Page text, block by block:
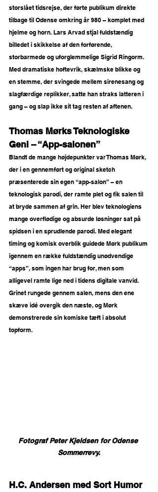
storslået tidsrejse, der førte publikum direkte
tilbage til Odense omkring år 980 – komplet med
hjelme og horn. Lars Arvad stjal fuldstændig
billedet i skikkelse af den forførende,
storbarmede og uforglemmelige Sigrid Ringorm.
Med dramatiske hoftevrik, skælmske blikke og
en stemme, der svingede mellem sirenesang og
slagfærdige replikker, satte han straks latteren i
gang – og slap ikke sit tag resten af aftenen.
Thomas Mørks Teknologiske
Geni – “App-salonen”
Blandt de mange højdepunkter var Thomas Mørk,
der i en gennemført og original sketch
præsenterede sin egen “app-salon” – en
teknologisk parodi, der ramte plet og fik salen til
at bryde sammen af grin. Her blev teknologiens
mange overflødige og absurde løsninger sat på
spidsen i en sprudlende parodi. Med elegant
timing og komisk overblik guidede Mørk publikum
igennem en række fuldstændig unødvendige
“apps”, som ingen har brug for, men som
alligevel ramte lige ned i tidens digitale vanvid.
Grinet rungede gennem salen, mens den ene
skæve idé overgik den næste, og Mørk
demonstrerede sin komiske tæft i absolut
topform.
Fotograf Peter Kjeldsen for Odense
Sommerrevy.
H.C. Andersen med Sort Humor